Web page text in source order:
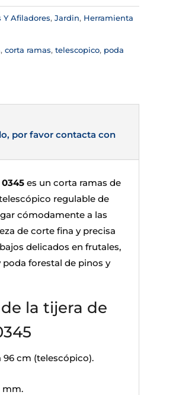
Y Afiladores, Jardin, Herramienta
, corta ramas, telescopico, poda
por favor contacta con
es un corta ramas de
regulable de
cómodamente a las
de corte fina y precisa
delicados en frutales,
forestal de pinos y
la tijera de
cm (telescópico).